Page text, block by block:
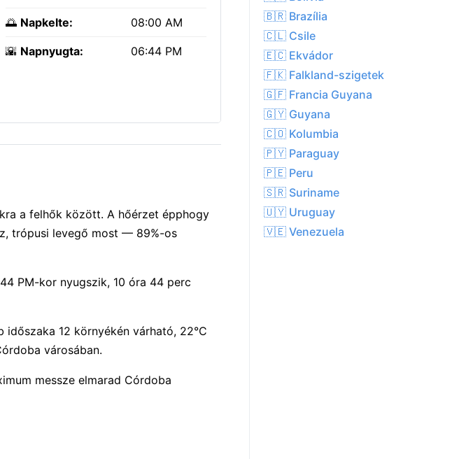
🌅 Napkelte: 08:00 AM
🌇 Napnyugta: 06:44 PM
a felhők között. A hőérzet épphogy
trópusi levegő most — 89%-os
PM-kor nyugszik, 10 óra 44 perc
12 környékén várható, 22°C
városában.
messze elmarad Córdoba
🇧🇷 Brazília
🇨🇱 Csile
🇪🇨 Ekvádor
🇫🇰 Falkland-szigetek
🇬🇫 Francia Guyana
🇬🇾 Guyana
🇨🇴 Kolumbia
🇵🇾 Paraguay
🇵🇪 Peru
🇸🇷 Suriname
🇺🇾 Uruguay
🇻🇪 Venezuela